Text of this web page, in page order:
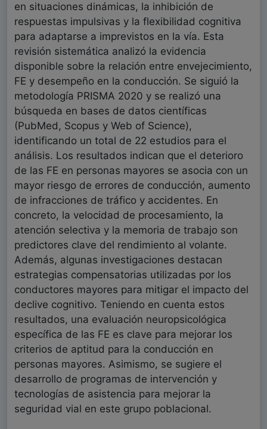
en situaciones dinámicas, la inhibición de
respuestas impulsivas y la flexibilidad cognitiva
para adaptarse a imprevistos en la vía. Esta
revisión sistemática analizó la evidencia
disponible sobre la relación entre envejecimiento,
FE y desempeño en la conducción. Se siguió la
metodología PRISMA 2020 y se realizó una
búsqueda en bases de datos científicas
(PubMed, Scopus y Web of Science),
identificando un total de 22 estudios para el
análisis. Los resultados indican que el deterioro
de las FE en personas mayores se asocia con un
mayor riesgo de errores de conducción, aumento
de infracciones de tráfico y accidentes. En
concreto, la velocidad de procesamiento, la
atención selectiva y la memoria de trabajo son
predictores clave del rendimiento al volante.
Además, algunas investigaciones destacan
estrategias compensatorias utilizadas por los
conductores mayores para mitigar el impacto del
declive cognitivo. Teniendo en cuenta estos
resultados, una evaluación neuropsicológica
específica de las FE es clave para mejorar los
criterios de aptitud para la conducción en
personas mayores. Asimismo, se sugiere el
desarrollo de programas de intervención y
tecnologías de asistencia para mejorar la
seguridad vial en este grupo poblacional.